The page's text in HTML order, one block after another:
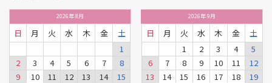
2026年8月
日 月 火 水 木 金
土
1
2
3 4 5 6 7
8
9
10 11 12 13 14
15
2026年9月
日 月 火 水 木 金
土
1
2 3 4
5
6
7 8 9 10 11
12
13
14 15 16 17 18
19